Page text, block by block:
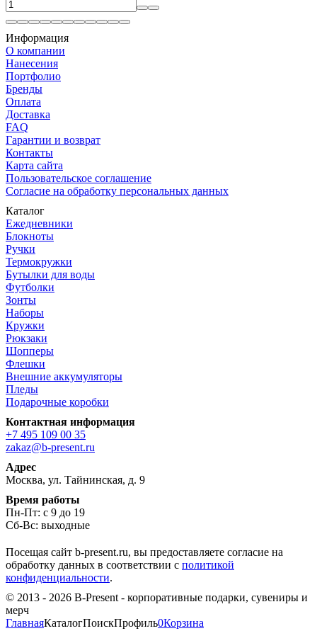
Информация
О компании
Нанесения
Портфолио
Бренды
Оплата
Доставка
FAQ
Гарантии и возврат
Контакты
Карта сайта
Пользовательское соглашение
Согласие на обработку персональных данных
Каталог
Ежедневники
Блокноты
Ручки
Термокружки
Бутылки для воды
Футболки
Зонты
Наборы
Кружки
Рюкзаки
Шопперы
Флешки
Внешние аккумуляторы
Пледы
Подарочные коробки
Контактная информация
+7 495 109 00 35
zakaz@b-present.ru
Адрес
Москва, ул. Тайнинская, д. 9
Время работы
Пн-Пт: с 9 до 19
Сб-Вс: выходные
Посещая сайт b-present.ru, вы предоставляете согласие на
обработку данных в соответствии с политикой
конфиденциальности.
© 2013 - 2026 B-Present - корпоративные подарки, сувениры и
мерч
ГлавнаяКаталогПоискПрофиль0Корзина